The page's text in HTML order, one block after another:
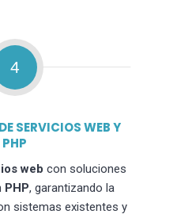
4
SERVICIOS WEB Y
PHP
web con soluciones
PHP, garantizando la
sistemas existentes y